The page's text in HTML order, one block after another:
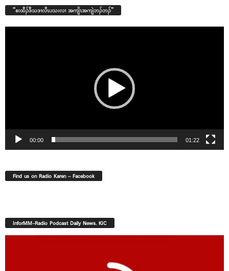
“စးထီၣ်ဒီသဒၢလီၤပသးလၢ အကျိၤအကျဲဘၣ်ဘၣ်”
00:00 01:22
Find us on Radio Karen – Facebook
InforMM-Radio Podcast Daily News. KIC